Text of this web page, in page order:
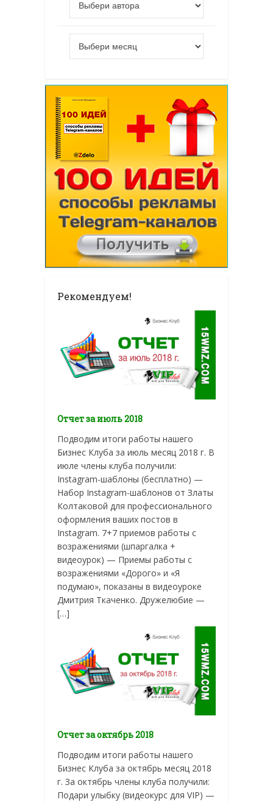
Рекомендуем!
Отчет за июль 2018
Подводим итоги работы нашего
Бизнес Клуба за июль месяц 2018 г. В
июле члены клуба получили:
Instagram-шаблоны (бесплатно) —
Набор Instagram-шаблонов от Златы
Колтаковой для профессионального
оформления ваших постов в
Instagram. 7+7 приемов работы с
возражениями (шпаргалка +
видеоурок) — Приемы работы с
возражениями «Дорого» и «Я
подумаю», показаны в видеоуроке
Дмитрия Ткаченко. Дружелюбие —
[…]
Отчет за октябрь 2018
Подводим итоги работы нашего
Бизнес Клуба за октябрь месяц 2018
г. За октябрь члены клуба получили:
Подари улыбку (видеокурс для VIP) —